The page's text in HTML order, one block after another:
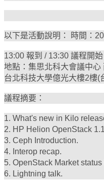
以下是活動說明： 時間：
13:00 報到 / 13:30 議程開
地點：集思北科大會議中心
台北科技大學億光大樓2樓(
議程摘要：
1. What's new in Kilo
2. HP Helion OpenStack
3. Ceph Introduction.
4. Interop recap.
5. OpenStack Market
6. Lightning talk.